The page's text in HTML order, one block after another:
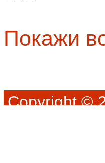
Покажи
Copyright ©